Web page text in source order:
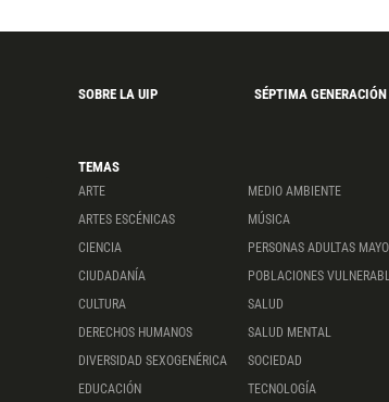
SOBRE LA UIP SÉPTIMA GENERACIÓN
TEMAS
ARTE
ARTES ESCÉNICAS
CIENCIA
CIUDADANÍA
CULTURA
DERECHOS HUMANOS
DIVERSIDAD SEXOGENÉRICA
EDUCACIÓN
MEDIO AMBIENTE
MÚSICA
PERSONAS ADULTAS
POBLACIONES
SALUD
SALUD MENTAL
SOCIEDAD
TECNOLOGÍA